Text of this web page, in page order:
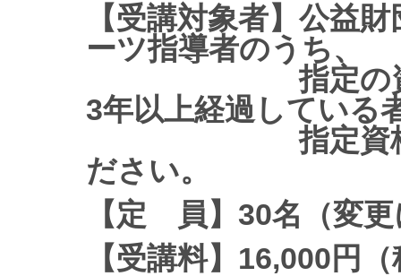
【受講対象者】公益
ーツ指導者のうち、
指定の資格保
3年以上経過している
指定資格につ
ださい。
【定 員】30名（変
【受講料】16,000円